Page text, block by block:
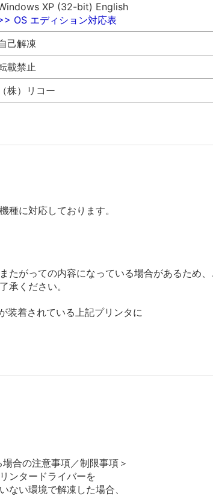
XP (32-bit) English
OS エディション対応表
己解凍
載禁止
（株）リコー
種に対応しております。
たがっての内容になっている場合があるため
承ください。
装着されている上記プリンタに
合の注意事項／制限事項＞
ンタードライバーを
ない環境で解凍した場合、